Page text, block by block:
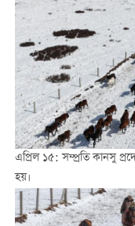
এপ্রিল ১৫: সম্প্রতি কানসু
হয়।